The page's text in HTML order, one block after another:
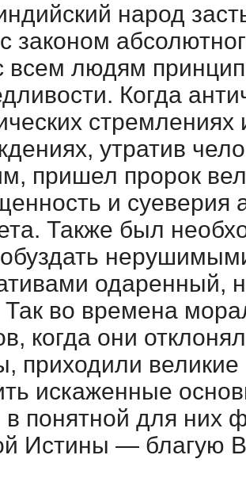
народ
законом
всем людям
Когда
утратив
пришел пророк
и суеверия
Также был
одаренный,
во времена
когда они
приходили
искаженные
в понятной для них
Истины — благую